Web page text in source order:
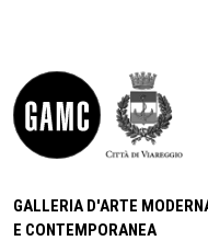
GALLERIA D'ARTE
E CONTEMPORANEA